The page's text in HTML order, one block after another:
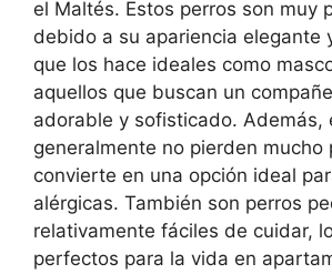
el Maltés. Estos perros son muy
debido a su apariencia elegante
que los hace ideales como
aquellos que buscan un
adorable y sofisticado. Además,
generalmente no pierden mucho
convierte en una opción ideal
alérgicas. También son perros
relativamente fáciles de cuidar,
perfectos para la vida en